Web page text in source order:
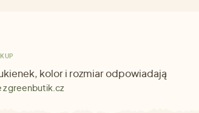
kolor i rozmiar odpowiadają
z greenbutik.cz